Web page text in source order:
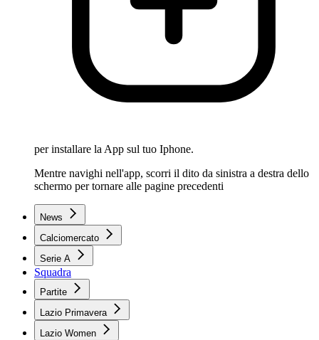
per installare la App sul tuo Iphone.
Mentre navighi nell'app, scorri il dito da sinistra a destra dello
schermo per tornare alle pagine precedenti
News
Calciomercato
Serie A
Squadra
Partite
Lazio Primavera
Lazio Women